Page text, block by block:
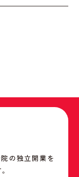
の独立開業を